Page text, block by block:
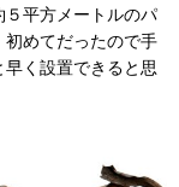
５平方メートルのパ
めてだったので手
く設置できると思